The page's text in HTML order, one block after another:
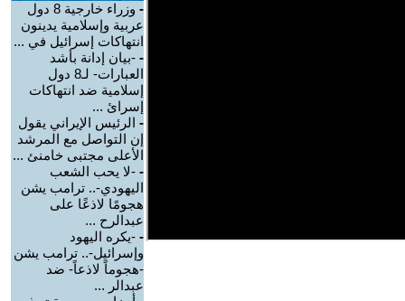
-
وزراء خارجية 8 دول
عربية وإسلامية يدينون
انتهاكات إسرائيل في ...
- -بيان إدانة بأشد
العبارات- لـ8 دول
إسلامية ضد انتهاكات
إسرائ ...
- الرئيس الإيراني يقول
إن التواصل مع المرشد
الأعلى مجتبى خامنئ ...
- -لا يحب الشعب
اليهودي-.. ترامب يشن
هجومًا لاذعًا على
عبدالرح ...
- -يكره اليهود
وإسرائيل-.. ترامب يشن
-هجوماً لاذعاً- ضد
عبدالر ...